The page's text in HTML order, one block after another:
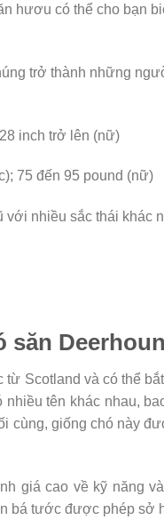
hươu có thể cho bạn
trở thành những
inch trở lên (nữ)
75 đến 95 pound (nữ)
với nhiều sắc thái khác
Scotland và có thể
tên khác nhau,
cùng, giống chó này
giá cao về kỹ năng
bá tước được phép sở